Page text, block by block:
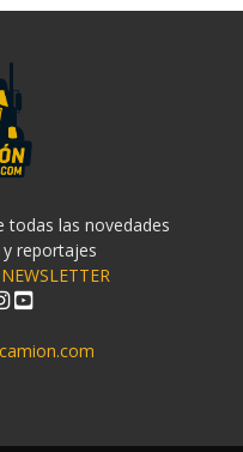
todas las novedades
reportajes
NEWSLETTER